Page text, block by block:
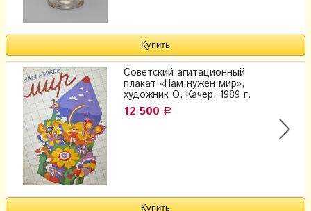
Советский агитационный
плакат «Нам нужен мир»,
художник О. Качер, 1989 г.
12 500 Р